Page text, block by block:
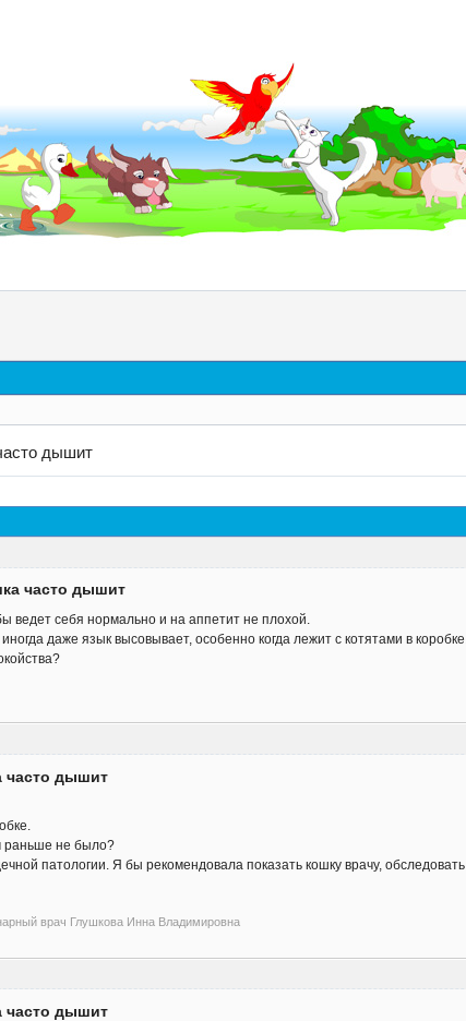
дышит
часто дышит
ведет себя нормально и на аппетит не плохой.
даже язык высовывает, особенно когда лежит с котятами в коробке.
часто дышит
раньше не было?
патологии. Я бы рекомендовала показать кошку врачу,
врач Глушкова Инна Владимировна
часто дышит